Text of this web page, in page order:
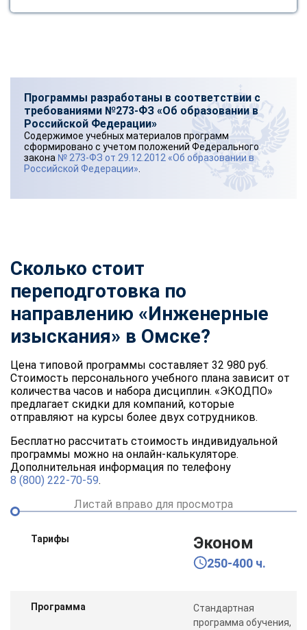
Программы разработаны в соответствии с
требованиями №273-ФЗ «Об образовании в
Российской Федерации»
Содержимое учебных материалов программ
сформировано с учетом положений Федерального
закона № 273-ФЗ от 29.12.2012 «Об образовании в
Российской Федерации»
Сколько стоит
переподготовка по
направлению «Инженерные
изыскания» в Омске?
Цена типовой программы составляет 32 980 руб.
Стоимость персонального учебного плана зависит от
количества часов и набора дисциплин. «ЭКОДПО»
предлагает скидки для компаний, которые
отправляют на курсы более двух сотрудников.
Бесплатно рассчитать стоимость индивидуальной
программы можно на онлайн-калькуляторе.
Дополнительная информация по телефону
8 (800) 222-70-59.
Листай вправо для просмотра
Тарифы Эконом
250-400 ч.
Программа
Стандартная
программа обучения,